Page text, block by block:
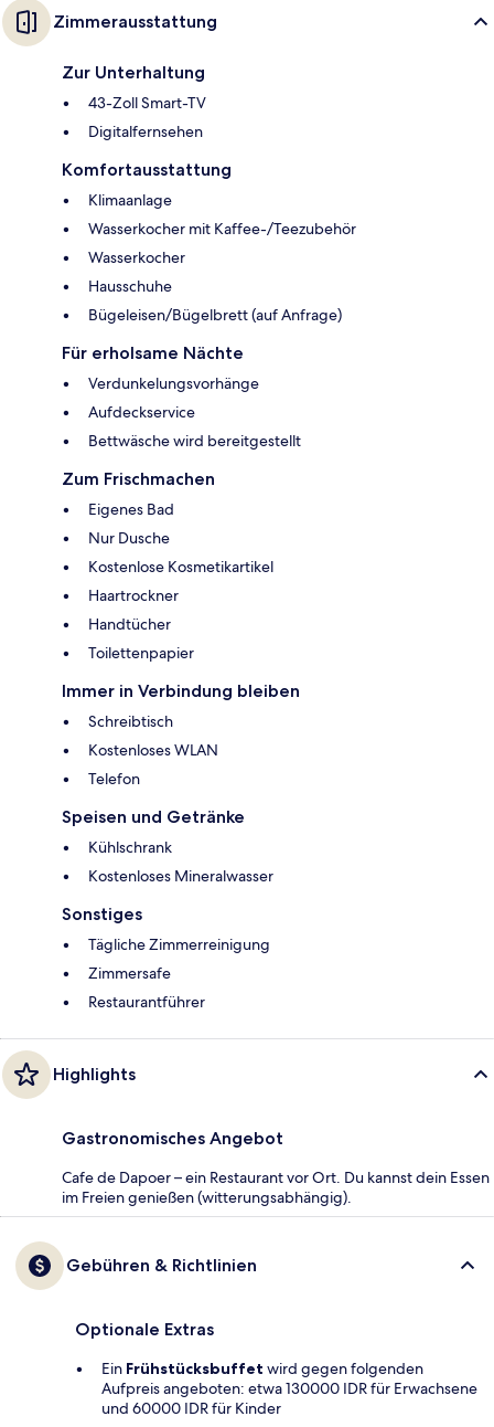
Zimmerausstattung
Zur Unterhaltung
43-Zoll Smart-TV
Digitalfernsehen
Komfortausstattung
Klimaanlage
Wasserkocher mit Kaffee-/Teezubehör
Wasserkocher
Hausschuhe
Bügeleisen/Bügelbrett (auf Anfrage)
Für erholsame Nächte
Verdunkelungsvorhänge
Aufdeckservice
Bettwäsche wird bereitgestellt
Zum Frischmachen
Eigenes Bad
Nur Dusche
Kostenlose Kosmetikartikel
Haartrockner
Handtücher
Toilettenpapier
Immer in Verbindung bleiben
Schreibtisch
Kostenloses WLAN
Telefon
Speisen und Getränke
Kühlschrank
Kostenloses Mineralwasser
Sonstiges
Tägliche Zimmerreinigung
Zimmersafe
Restaurantführer
Highlights
Gastronomisches Angebot
Cafe de Dapoer – ein Restaurant vor Ort. Du kannst dein Essen
im Freien genießen (witterungsabhängig).
Gebühren & Richtlinien
Optionale Extras
Ein Frühstücksbuffet wird gegen folgenden
Aufpreis angeboten: etwa 130000 IDR für Erwachsene
und 60000 IDR für Kinder